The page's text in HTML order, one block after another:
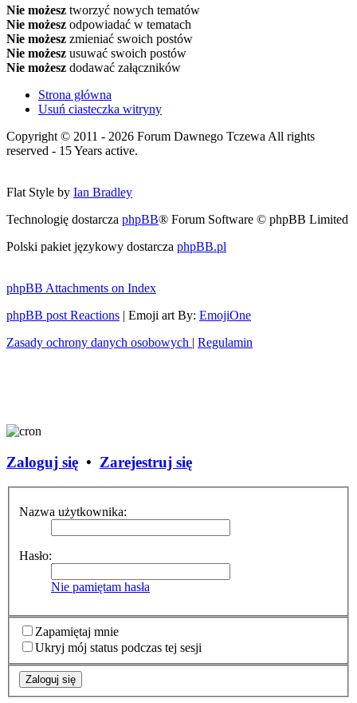
Nie możesz tworzyć nowych tematów
Nie możesz odpowiadać w tematach
Nie możesz zmieniać swoich postów
Nie możesz usuwać swoich postów
Nie możesz dodawać załączników
Strona główna
Usuń ciasteczka witryny
Copyright © 2011 - 2026 Forum Dawnego Tczewa All rights
reserved - 15 Years active.
Flat Style by Ian Bradley
Technologię dostarcza phpBB® Forum Software © phpBB Limited
Polski pakiet językowy dostarcza phpBB.pl
phpBB Attachments on Index
phpBB post Reactions | Emoji art By: EmojiOne
Zasady ochrony danych osobowych | Regulamin
Zaloguj się • Zarejestruj się
Nazwa użytkownika:
Hasło:
Nie pamiętam hasła
Zapamiętaj mnie
Ukryj mój status podczas tej sesji